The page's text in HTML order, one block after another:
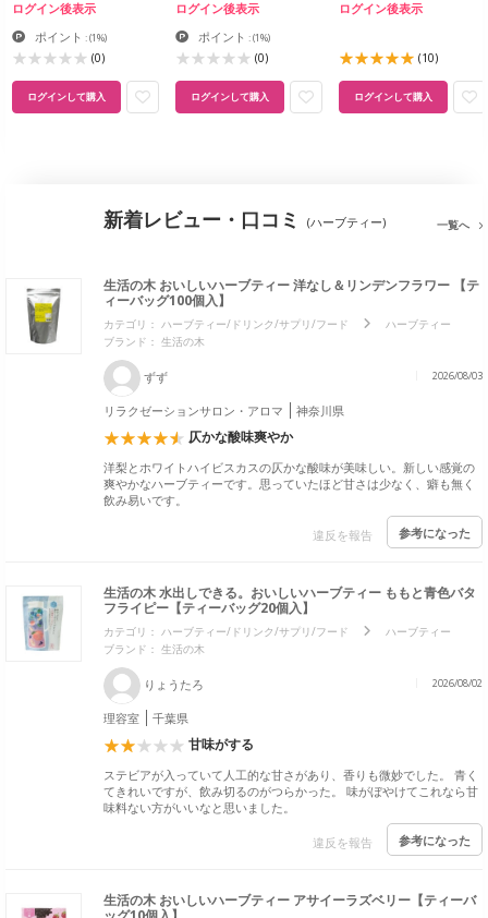
ログイン後表示
ポイント :(1%)
(0)
ログインして購入
ログイン後表示
ポイント :(1%)
(0)
ログインして購入
ログイン後表示
(10)
ログインして購入
新着レビュー・口コミ (ハーブティー) 一覧へ
生活の木 おいしいハーブティー 洋なし＆リンデンフラワー 【テ
ィーバッグ100個入】
カテゴリ： ハーブティー/ドリンク/サプリ/フード
ハーブティー
ブランド： 生活の木
ずず 2026/08/03
リラクゼーションサロン・アロマ 神奈川県
仄かな酸味爽やか
洋梨とホワイトハイビスカスの仄かな酸味が美味しい。新しい感覚の
爽やかなハーブティーです。思っていたほど甘さは少なく、癖も無く
飲み易いです。
違反を報告 参考になった
生活の木 水出しできる。おいしいハーブティー ももと青色バタ
フライピー【ティーバッグ20個入】
カテゴリ： ハーブティー/ドリンク/サプリ/フード
ハーブティー
ブランド： 生活の木
りょうたろ 2026/08/02
理容室 千葉県
甘味がする
ステビアが入っていて人工的な甘さがあり、香りも微妙でした。 青く
てきれいですが、飲み切るのがつらかった。 味がぼやけてこれなら甘
味料ない方がいいなと思いました。
違反を報告 参考になった
生活の木 おいしいハーブティー アサイーラズベリー【ティーバ